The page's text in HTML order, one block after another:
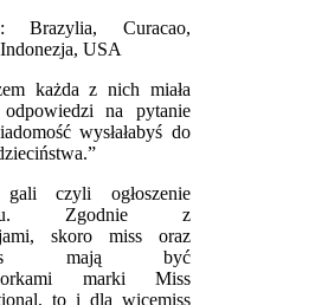
Brazylia, Curacao,
USA
każda z nich miała
na pytanie
wysłałabyś do
czyli ogłoszenie
Zgodnie z
skoro miss oraz
mają być
marki Miss
to i dla wicemiss